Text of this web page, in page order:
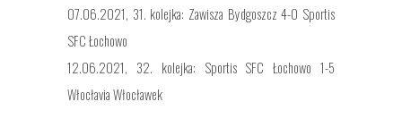
07.06.2021, 31. kolejka: Zawisza Bydgoszcz 4-0 Sportis
SFC Łochowo
12.06.2021, 32. kolejka: Sportis SFC Łochowo 1-5
Włocłavia Włocławek